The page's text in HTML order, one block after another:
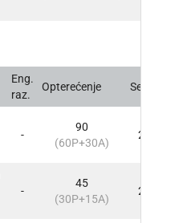
Eng.
raz.
Opterećenje Sem
-
90
(60P+30A)
2
-
45
(30P+15A)
2